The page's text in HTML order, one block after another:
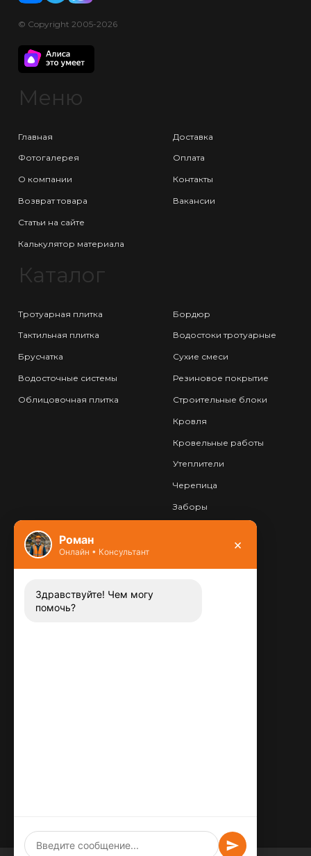
© Copyright 2005-2026
Меню
Главная
Фотогалерея
О компании
Возврат товара
Статьи на сайте
Калькулятор материала
Доставка
Оплата
Контакты
Вакансии
Каталог
Тротуарная плитка
Тактильная плитка
Брусчатка
Водосточные системы
Облицовочная плитка
Бордюр
Водостоки тротуарные
Сухие смеси
Резиновое покрытие
Строительные блоки
Кровля
Кровельные работы
Утеплители
Черепица
Заборы
Контакты
Заказать звонок
Роман
Онлайн • Консультант ×
Здравствуйте! Чем могу
помочь?